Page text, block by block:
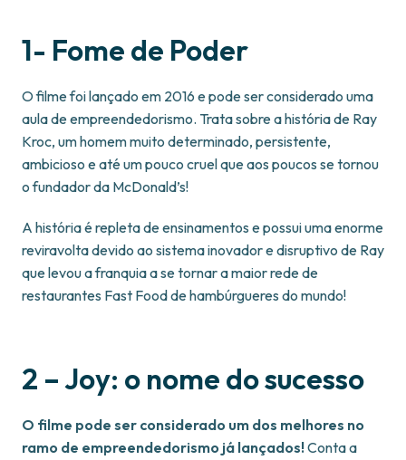
1- Fome de Poder
O filme foi lançado em 2016 e pode ser considerado uma
aula de empreendedorismo. Trata sobre a história de Ray
Kroc, um homem muito determinado, persistente,
ambicioso e até um pouco cruel que aos poucos se tornou
o fundador da McDonald’s!
A história é repleta de ensinamentos e possui uma enorme
reviravolta devido ao sistema inovador e disruptivo de Ray
que levou a franquia a se tornar a maior rede de
restaurantes Fast Food de hambúrgueres do mundo!
2 – Joy: o nome do sucesso
O filme pode ser considerado um dos melhores no
ramo de empreendedorismo já lançados!Conta a